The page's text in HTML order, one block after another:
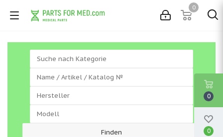
0
0
0